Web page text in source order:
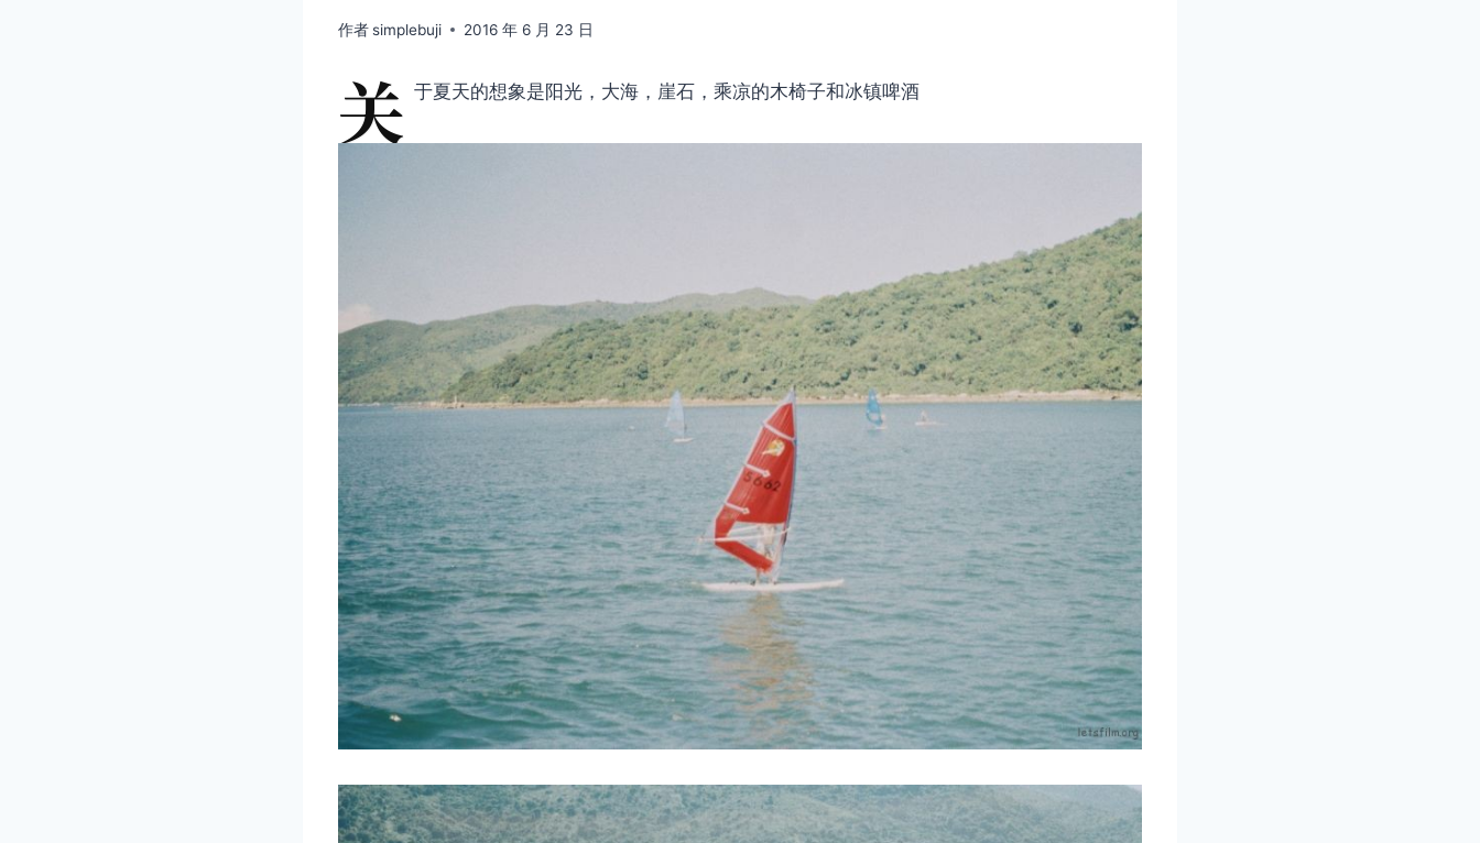
作者simplebuji 2016 年 6 月 23 日
关 于夏天的想象是阳光，大海，崖石，乘凉的木椅子和冰镇啤酒